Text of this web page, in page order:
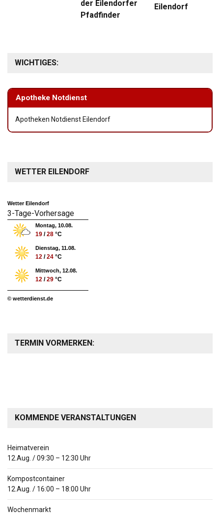
der Eilendorfer
Pfadfinder
Eilendorf
WICHTIGES:
Apotheke Notdienst
Apotheken Notdienst Eilendorf
WETTER EILENDORF
Wetter Eilendorf
3-Tage-Vorhersage
Montag, 10.08.
19 /28 °C
Dienstag, 11.08.
12 /24 °C
Mittwoch, 12.08.
12 /29 °C
© wetterdienst.de
TERMIN VORMERKEN:
KOMMENDE VERANSTALTUNGEN
Heimatverein
12.Aug. /09:30 – 12:30 Uhr
Kompostcontainer
12.Aug. / 16:00 – 18:00 Uhr
Wochenmarkt